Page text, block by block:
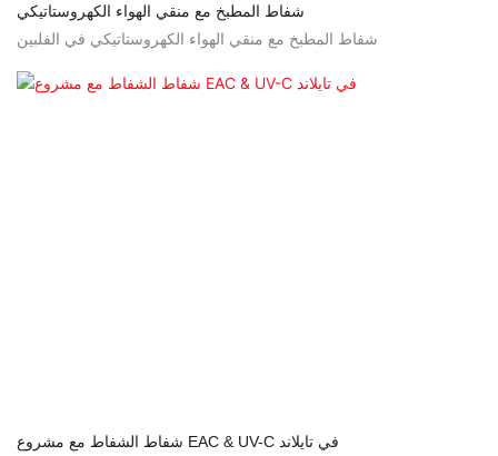
شفاط المطبخ مع منقي الهواء الكهروستاتيكي
شفاط المطبخ مع منقي الهواء الكهروستاتيكي في الفلبين
شفاط الشفاط مع مشروع EAC & UV-C في تايلاند